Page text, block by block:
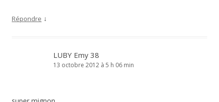
Répondre ↓
LUBY Emy 38
13 octobre 2012 à 5 h 06 min